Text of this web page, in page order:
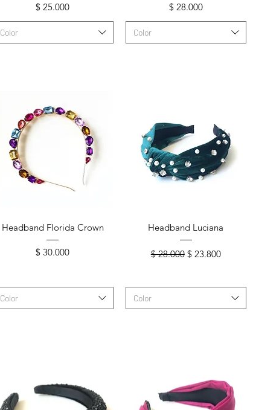
Precio
$ 25.000
Color
Precio
$ 28.000
Color
Vista rápida
Headband Florida Crown
Precio
$ 30.000
Color
Vista rápida
Headband Luciana
Precio
$ 28.000 Precio de oferta
$ 23.800
Color